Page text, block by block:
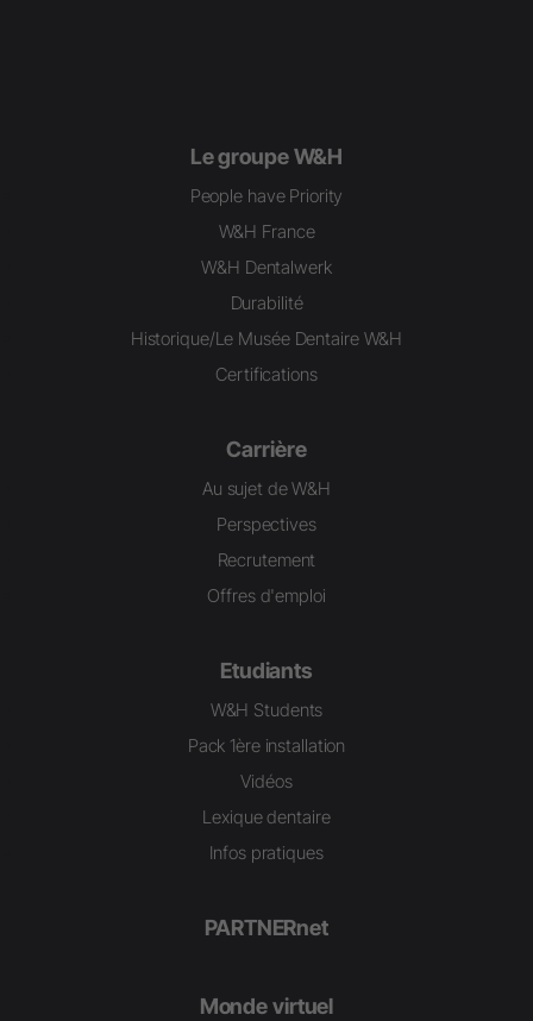
Le groupe W&H
People have Priority
W&H France
W&H Dentalwerk
Durabilité
Historique/Le Musée Dentaire W&H
Certifications
Carrière
Au sujet de W&H
Perspectives
Recrutement
Offres d'emploi
Etudiants
W&H Students
Pack 1ère installation
Vidéos
Lexique dentaire
Infos pratiques
PARTNERnet
Monde virtuel